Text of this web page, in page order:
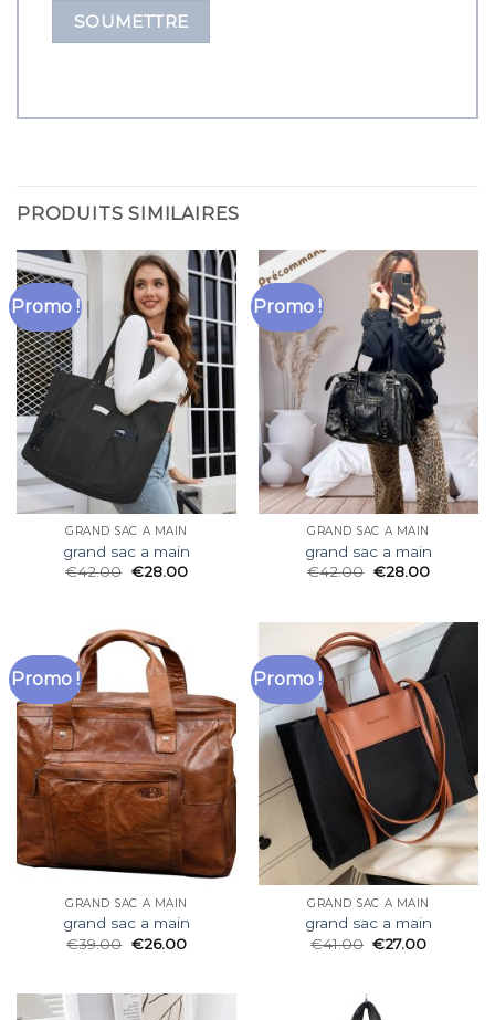
PRODUITS SIMILAIRES
Promo !
GRAND SAC A MAIN
grand sac a main
€42.00 €28.00
Promo !
GRAND SAC A MAIN
grand sac a main
€42.00 €28.00
Promo !
GRAND SAC A MAIN
grand sac a main
€39.00 €26.00
Promo !
GRAND SAC A MAIN
grand sac a main
€41.00 €27.00